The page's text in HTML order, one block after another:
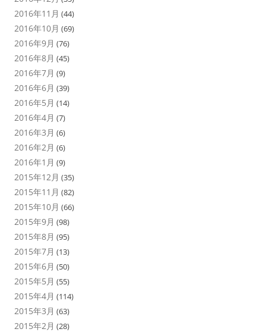
2016年11月 (44)
2016年10月 (69)
2016年9月 (76)
2016年8月 (45)
2016年7月 (9)
2016年6月 (39)
2016年5月 (14)
2016年4月 (7)
2016年3月 (6)
2016年2月 (6)
2016年1月 (9)
2015年12月 (35)
2015年11月 (82)
2015年10月 (66)
2015年9月 (98)
2015年8月 (95)
2015年7月 (13)
2015年6月 (50)
2015年5月 (55)
2015年4月 (114)
2015年3月 (63)
2015年2月 (28)